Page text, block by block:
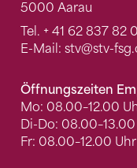
5000 Aarau
Tel. + 41 62 837 82
E-Mail: stv@stv-
Öffnungszeiten
Mo: 08.00–12.00
Di-Do:
Fr: 08.00–12.00